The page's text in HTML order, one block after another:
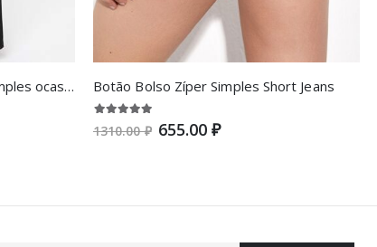
SHEIN PETITE Botão Zíper Simples ocasional Calça Feminina Botão Bolso Zíper Simples Short Jeans
1310.00 ₽ 655.00 ₽